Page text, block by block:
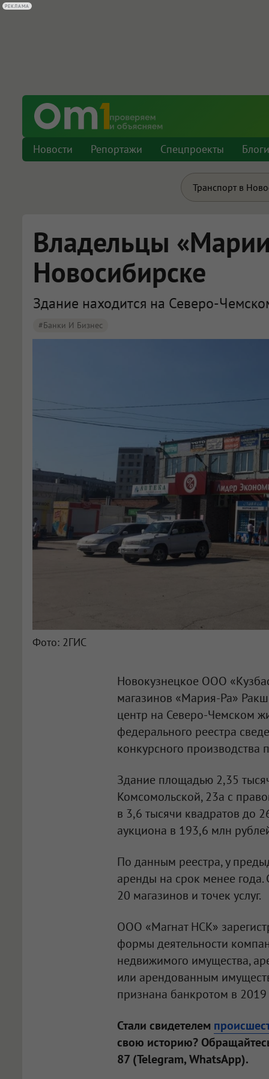
Новости Репортажи Спецпроекты Блоги
Транспорт в
Владельцы
Новосибирске
Здание находится на Северо-
#Банки И Бизнес
Фото: 2ГИС
Новокузнецкое ООО
магазинов «Мария-Ра»
центр на Северо-Чемском
федерального реестра
конкурсного производства
Здание площадью 2,35
Комсомольской, 23а с
в 3,6 тысячи квадратов до
аукциона в 193,6 млн
По данным реестра, у
аренды на срок менее года.
20 магазинов и точек услуг.
ООО «Магнат НСК»
формы деятельности
недвижимого имущества,
или арендованным
признана банкротом в 2019
Стали свидетелем
свою историю?
87 (Telegram, WhatsApp).
РЕКЛАМА